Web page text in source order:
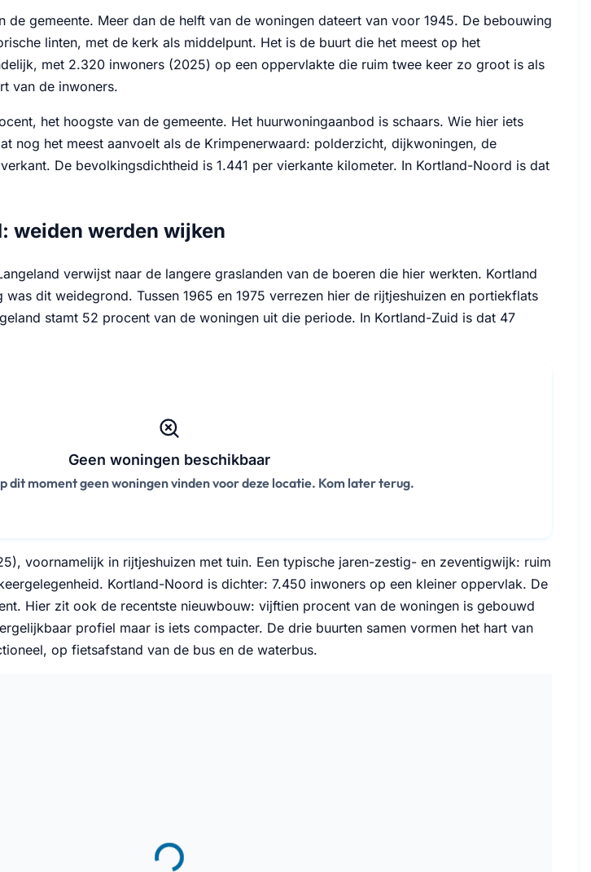
de gemeente. Meer dan de helft van de woningen dateert van voor 1945. De bebouwing
linten, met de kerk als middelpunt. Het is de buurt die het meest op het
met 2.320 inwoners (2025) op een oppervlakte die ruim twee keer zo groot is als
van de inwoners.
het hoogste van de gemeente. Het huurwoningaanbod is schaars. Wie hier iets
nog het meest aanvoelt als de Krimpenerwaard: polderzicht, dijkwoningen, de
De bevolkingsdichtheid is 1.441 per vierkante kilometer. In Kortland-Noord is dat
weiden werden wijken
verwijst naar de langere graslanden van de boeren die hier werkten. Kortland
dit weidegrond. Tussen 1965 en 1975 verrezen hier de rijtjeshuizen en portiekflats
stamt 52 procent van de woningen uit die periode. In Kortland-Zuid is dat 47
Geen woningen beschikbaar
dit moment geen woningen vinden voor deze locatie. Kom later terug.
voornamelijk in rijtjeshuizen met tuin. Een typische jaren-zestig- en zeventigwijk: ruim
Kortland-Noord is dichter: 7.450 inwoners op een kleiner oppervlak. De
Hier zit ook de recentste nieuwbouw: vijftien procent van de woningen is gebouwd
profiel maar is iets compacter. De drie buurten samen vormen het hart van
op fietsafstand van de bus en de waterbus.